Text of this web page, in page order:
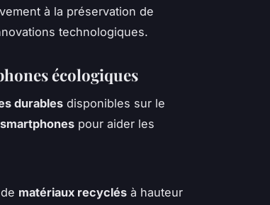
à la préservation de
technologiques.
écologiques
durables disponibles sur le
pour aider les
matériaux recyclés à hauteur